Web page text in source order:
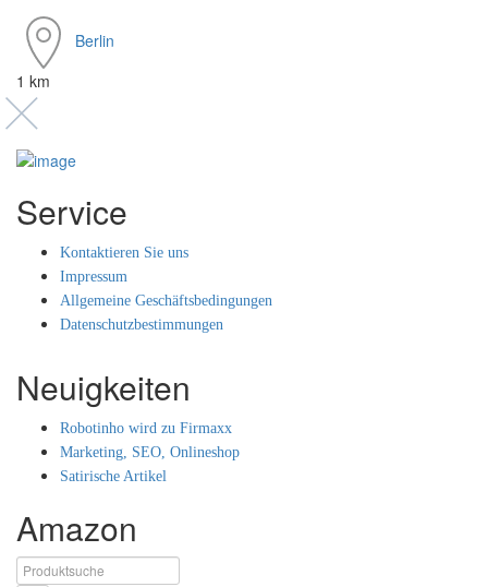
Berlin
1 km
Service
Kontaktieren Sie uns
Impressum
Allgemeine Geschäftsbedingungen
Datenschutzbestimmungen
Neuigkeiten
Robotinho wird zu Firmaxx
Marketing, SEO, Onlineshop
Satirische Artikel
Amazon